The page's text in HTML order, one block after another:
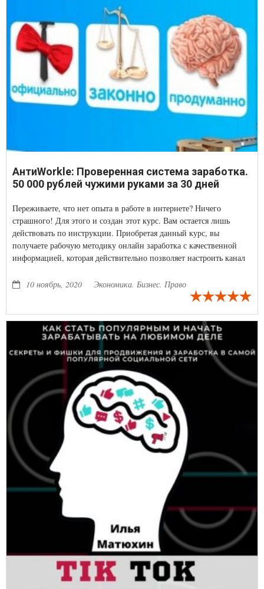
АнтиWorkle: Проверенная система заработка.
50 000 рублей чужими руками за 30 дней
Переживаете, что нет опыта в работе в интернете? Ничего
страшного! Для этого и создан этот курс. Вам остается лишь
действовать по инструкции. Приобретая данный курс, вы
получаете рабочую методику онлайн заработка с качественной
информацией, которая действительно позволяет настроить канал
других людей.
10 ноябрь, 2020 Экономика. Бизнес. Право